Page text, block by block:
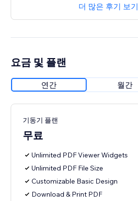
더 많은 후기 보기
요금 및 플랜
연간 월간
기동기 플랜
무료
Unlimited PDF Viewer Widgets
Unlimited PDF File Size
Customizable Basic Design
Download & Print PDF